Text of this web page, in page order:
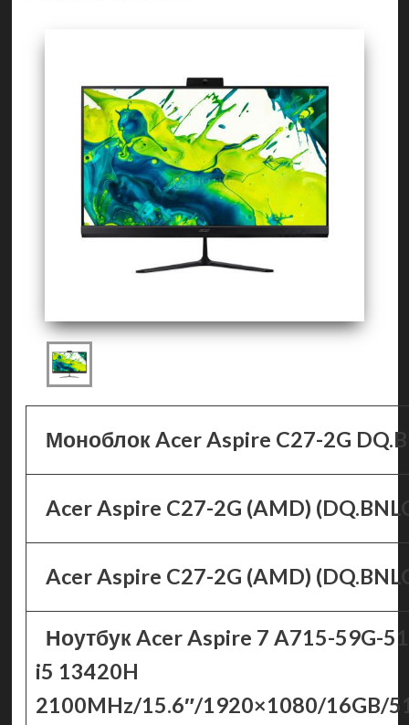
Моноблок Acer Aspire C27-2G
Acer Aspire C27-2G (AMD)
Acer Aspire C27-2G (AMD)
Ноутбук Acer Aspire 7 A715-59G-
i5 13420H
2100MHz/15.6″/1920×1080/16GB/